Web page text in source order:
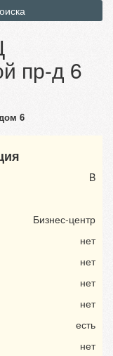
пр-д 6
6
B
Бизнес-центр
нет
нет
нет
нет
есть
нет